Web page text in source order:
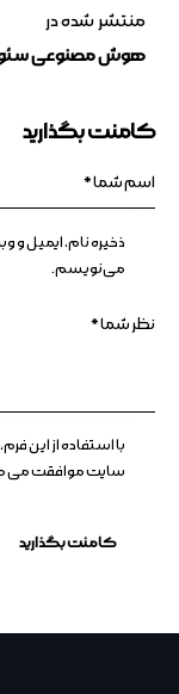
منتشر شده در
هوش مصنوعی
کامنت بگذارید
ذخیره نام، ایمیل و
می‌نویسم.
با استفاده از این
سایت موافقت می